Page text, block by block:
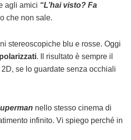
agli amici “L’hai visto? Fa
che non sale.
stereoscopiche blu e rosse. Oggi
. Il risultato è sempre il
se lo guardate senza occhiali
nello stesso cinema di
infinito. Vi spiego perché in